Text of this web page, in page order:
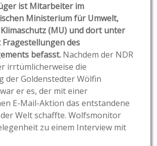
ist Mitarbeiter im
Ministerium für Umwelt,
(MU) und dort unter
des
befasst. Nachdem der NDR
irrtümlicherweise die
der Goldenstedter Wölfin
er es, der mit einer
E-Mail-Aktion das entstandene
Welt schaffte. Wolfsmonitor
zu einem Interview mit